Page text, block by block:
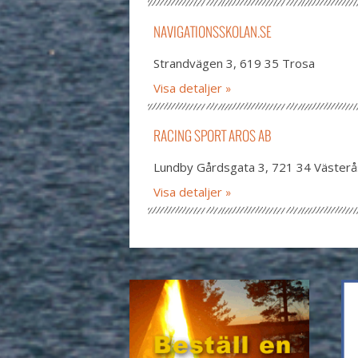
NAVIGATIONSSKOLAN.SE
Strandvägen 3, 619 35 Trosa
Visa detaljer
RACING SPORT AROS AB
Lundby Gårdsgata 3, 721 34
Visa detaljer